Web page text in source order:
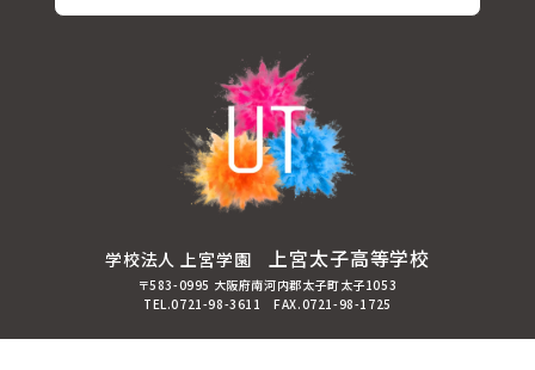
学校法人 上宮学園上宮太子高等学校
〒583-0995 大阪府南河内郡太子町太子1053
TEL.0721-98-3611 FAX.0721-98-1725